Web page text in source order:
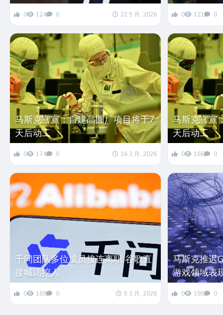
0 124 0 22 5 月, 2026 0 121 0
马斯克官宣：自建晶圆厂项目将于7
天后动工
0 174 0 16 3 月, 2026
马斯克官宣
天后动工
0 166 0
千问团队多位成员接连离职 谷歌直
接喊话挖人
0 169 0 5 3 月, 2026
马斯克推迟
游戏领域表
0 193 0